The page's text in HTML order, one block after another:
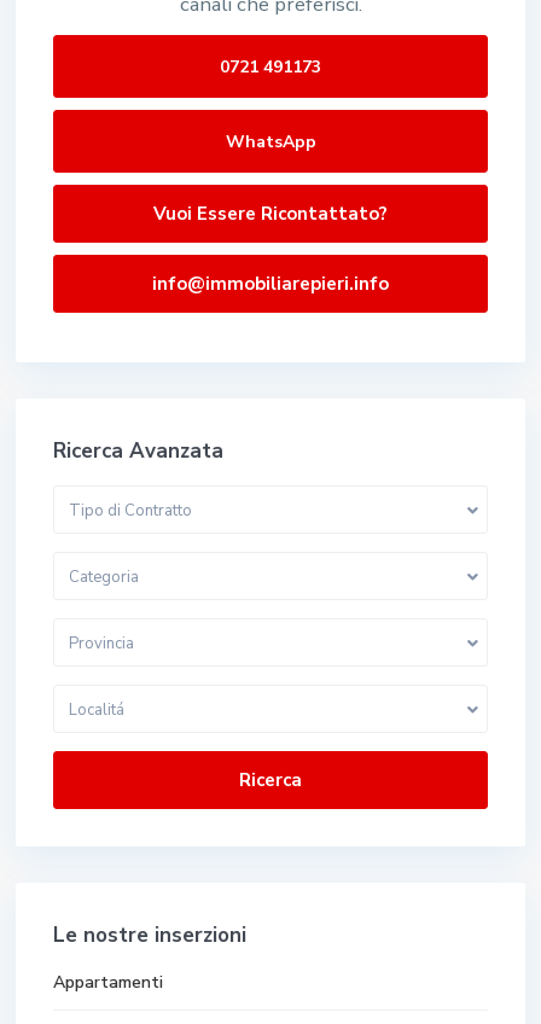
0721 491173
WhatsApp
Vuoi Essere Ricontattato?
info@immobiliarepieri.info
Ricerca Avanzata
Tipo di Contratto
Categoria
Provincia
Localitá
Ricerca
Le nostre inserzioni
Appartamenti